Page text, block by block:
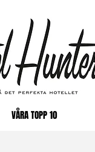
VÅRA TOPP 10